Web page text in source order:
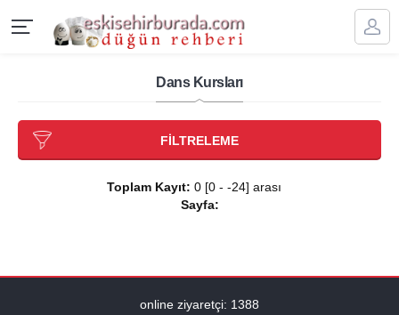
Dans Kursları
FİLTRELEME
Toplam Kayıt: 0 [0 - -24] arası
Sayfa:
online ziyaretçi: 1388